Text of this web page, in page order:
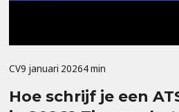
Hoe schrijf je een
CV9 januari 20264 min